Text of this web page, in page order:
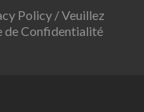
Policy / Veuillez
de Confidentialité